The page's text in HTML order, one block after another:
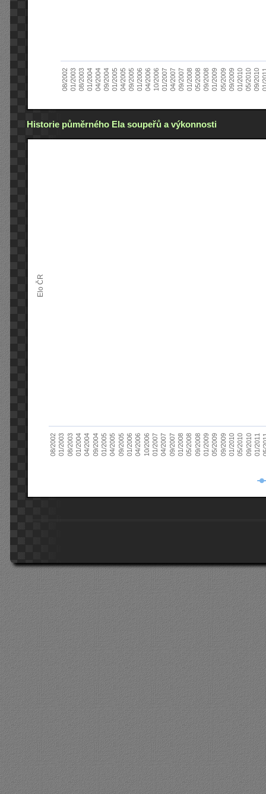
08/200201/200308/200301/200404/200409/200401/200504/200509/200501/200604/200610/200601/200704/200709/200701/200805/200809/200801/200905/200909/200901/201005/201009/2010
Historie půměrného Ela soupeřů a výkonnosti
Elo ČR
08/200201/200308/200301/200404/200409/200401/200504/200509/200501/200604/200610/200601/200704/200709/200701/200805/200809/200801/200905/200909/200901/201005/201009/201001/2011